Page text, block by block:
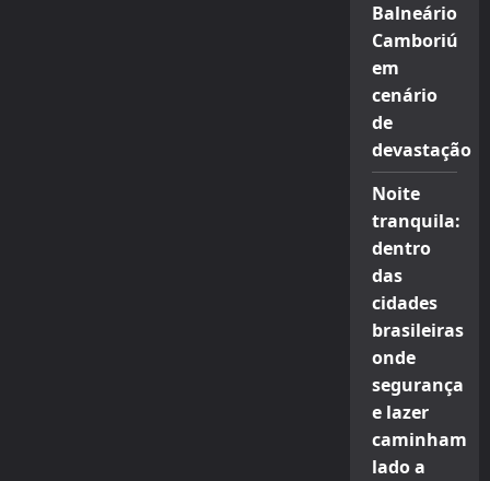
Balneário
Camboriú
em
cenário
de
devastação
Noite
tranquila:
dentro
das
cidades
brasileiras
onde
segurança
e lazer
caminham
lado a